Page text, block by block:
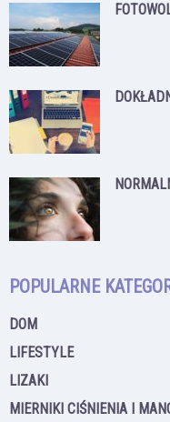
POPULARNE
DOM
LIFESTYLE
LIZAKI
MIERNIKI CIŚNIENIA I